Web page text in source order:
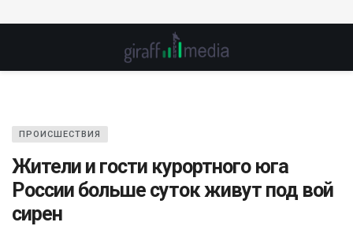
ПРОИСШЕСТВИЯ
Жители и гости курортного юга
России больше суток живут под вой
сирен